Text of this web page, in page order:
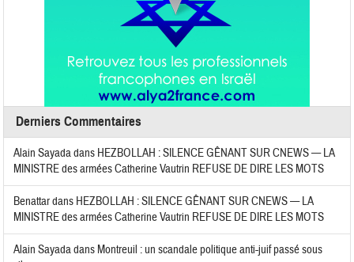
Derniers Commentaires
Alain Sayadadans HEZBOLLAH : SILENCE GÊNANT SUR CNEWS — LA
MINISTRE des armées Catherine Vautrin REFUSE DE DIRE LES MOTS
Benattardans HEZBOLLAH : SILENCE GÊNANT SUR CNEWS — LA
MINISTRE des armées Catherine Vautrin REFUSE DE DIRE LES MOTS
Alain Sayadadans Montreuil : un scandale politique anti-juif passé sous